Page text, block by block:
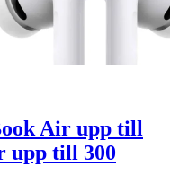
Air upp till
upp till 300